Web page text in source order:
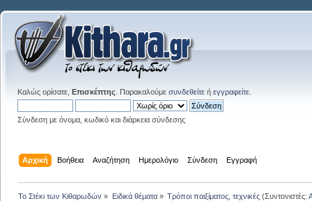
Καλώς ορίσατε, Επισκέπτης . Παρακαλούμε συνδεθείτε ή εγγραφείτε
Σύνδεση με όνομα, κωδικό και διάρκεια σύνδεσης
Αρχική Βοήθεια Αναζήτηση Ημερολόγιο Σύνδεση Εγγραφή
Το Στέκι των Κιθαρωδών » Ειδικά θέματα» Τρόποι παιξίματος, τεχνικές(Συντονιστές: